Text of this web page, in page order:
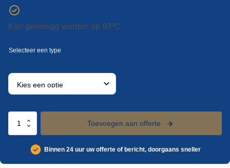
Kan gereinigd worden op 93ºC
Vikan
Toevoegen aan offerte
Binnen 24 uur uw offerte of bericht, doorgaans sneller